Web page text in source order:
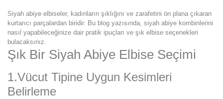
Siyah abiye elbiseler, kadınların şıklığını ve zarafetini ön plana çıkaran
kurtarıcı parçalardan biridir. Bu blog yazısında, siyah abiye kombinlerini
nasıl yapabileceğinize dair pratik ipuçları ve şık elbise seçenekleri
bulacaksınız.
Şık Bir Siyah Abiye Elbise Seçimi
1.Vücut Tipine Uygun Kesimleri
Belirleme